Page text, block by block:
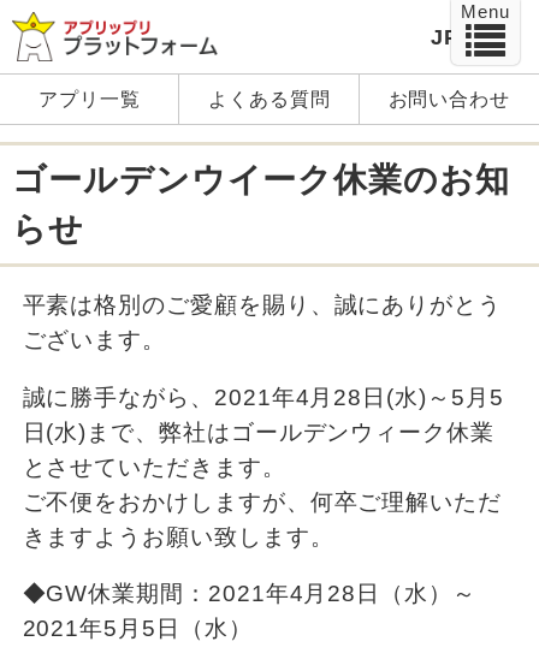
JP EN
アプリ一覧 よくある質問 お問い合わせ
ゴールデンウイーク休業のお知
らせ
平素は格別のご愛顧を賜り、誠にありがとう
ございます。
誠に勝手ながら、2021年4月28日(水)～5月5
日(水)まで、弊社はゴールデンウィーク休業
とさせていただきます。
ご不便をおかけしますが、何卒ご理解いただ
きますようお願い致します。
◆GW休業期間：2021年4月28日（水）～
2021年5月5日（水）
Menu